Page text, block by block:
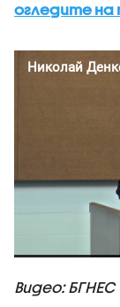
огледите
Видео: БГНЕС